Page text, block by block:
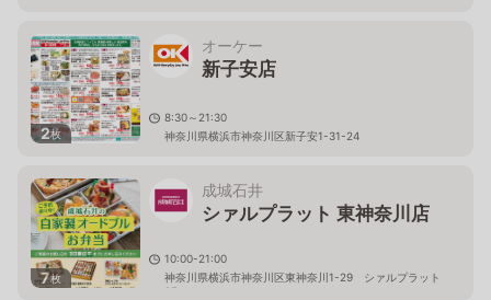
2枚
オーケー
新子安店
8:30～21:30
神奈川県横浜市神奈川区新子安1-31-24
7枚
成城石井
シァルプラット 東神奈川店
10:00-21:00
神奈川県横浜市神奈川区東神奈川1-29 シァルプラット
2F